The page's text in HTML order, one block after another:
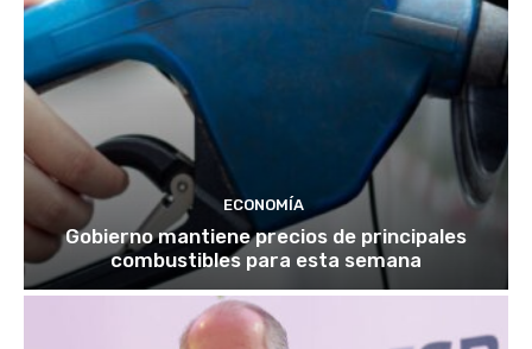
ECONOMÍA
Gobierno mantiene precios de principales
combustibles para esta semana